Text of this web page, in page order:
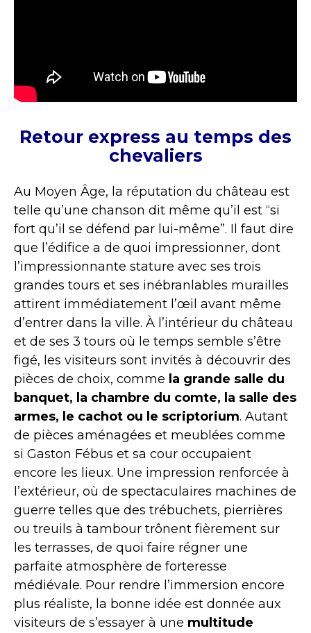
Retour express au temps des
chevaliers
Au Moyen Âge, la réputation du château est
telle qu’une chanson dit même qu’il est “si
fort qu’il se défend par lui-même”. Il faut dire
que l’édifice a de quoi impressionner, dont
l’impressionnante stature avec ses trois
grandes tours et ses inébranlables murailles
attirent immédiatement l’œil avant même
d’entrer dans la ville. À l’intérieur du château
et de ses 3 tours où le temps semble s’être
figé, les visiteurs sont invités à découvrir des
pièces de choix, comme la grande salle du
banquet, la chambre du comte, la salle des
armes, le cachot ou le scriptorium. Autant
de pièces aménagées et meublées comme
si Gaston Fébus et sa cour occupaient
encore les lieux. Une impression renforcée à
l’extérieur, où de spectaculaires machines de
guerre telles que des trébuchets, pierrières
ou treuils à tambour trônent fièrement sur
les terrasses, de quoi faire régner une
parfaite atmosphère de forteresse
médiévale. Pour rendre l’immersion encore
plus réaliste, la bonne idée est donnée aux
visiteurs de s’essayer à une multitude